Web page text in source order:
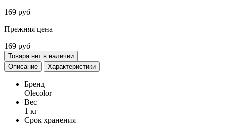
169 руб
Прежняя цена
169 руб
Товара нет в наличии
Описание
Характеристики
Бренд
Olecolor
Вес
1 кг
Срок хранения